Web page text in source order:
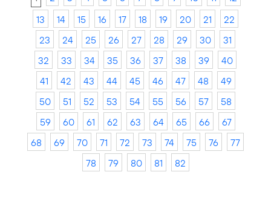
13
14 15 16 17 18 19 20 21
22
23
24 25 26 27 28 29 30
31
32
33 34 35 36 37 38 39
40
41
42 43 44 45 46 47 48
49
50
51 52 53 54 55 56 57
58
59
60 61 62 63 64 65 66
67
68
69 70 71 72 73 74 75 76
77
78
79 80 81 82